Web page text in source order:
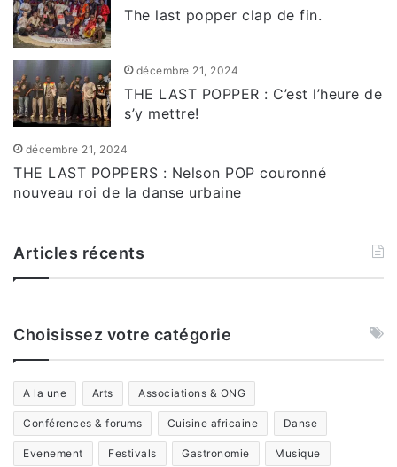
The last popper clap de fin.
décembre 21, 2024
THE LAST POPPER : C’est l’heure de
s’y mettre!
décembre 21, 2024
THE LAST POPPERS : Nelson POP couronné
nouveau roi de la danse urbaine
Articles récents
Choisissez votre catégorie
A la une Arts Associations & ONG
Conférences & forums Cuisine africaine Danse
Evenement Festivals Gastronomie Musique